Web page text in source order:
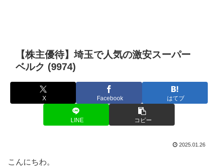
【株主優待】埼玉で人気の激安スーパー
ベルク (9974)
X Facebook はてブ
LINE コピー
2025.01.26
こんにちわ。